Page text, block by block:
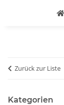
Zurück zur Liste
Kategorien